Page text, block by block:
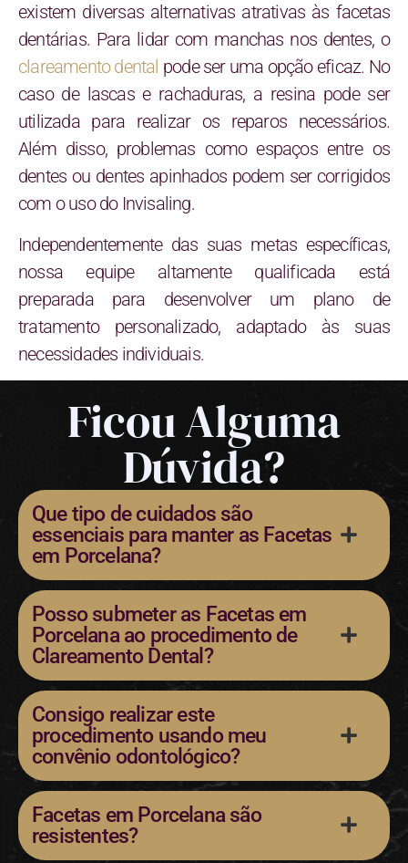
existem diversas alternativas atrativas às facetas
dentárias. Para lidar com manchas nos dentes, o
clareamento dental pode ser uma opção eficaz. No
caso de lascas e rachaduras, a resina pode ser
utilizada para realizar os reparos necessários.
Além disso, problemas como espaços entre os
dentes ou dentes apinhados podem ser corrigidos
com o uso do Invisaling.
Independentemente das suas metas específicas,
nossa equipe altamente qualificada está
preparada para desenvolver um plano de
tratamento personalizado, adaptado às suas
necessidades individuais.
Ficou Alguma
Dúvida?
Que tipo de cuidados são
essenciais para manter as Facetas
em Porcelana?
Posso submeter as Facetas em
Porcelana ao procedimento de
Clareamento Dental?
Consigo realizar este
procedimento usando meu
convênio odontológico?
Facetas em Porcelana são
resistentes?